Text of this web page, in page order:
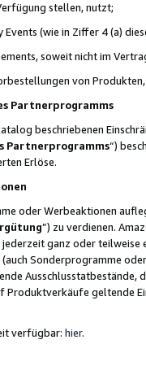
stellen, nutzt;
Events (wie in Ziffer 4 (a)
soweit nicht im
von
Partnerprogramms
beschriebenen
Partnerprogramms“)
Erlöse.
oder Werbeaktionen
”) zu verdienen.
ganz oder
Sonderprogramme
Ausschlusstatbestände,
geltende
verfügbar: hier.